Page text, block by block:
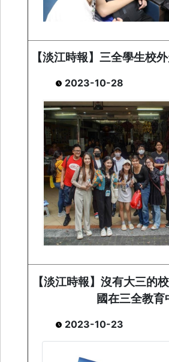
【淡江時報】三全學生校
2023-10-
【淡江時報】 沒有大三的
國在三全教育
2023-10-